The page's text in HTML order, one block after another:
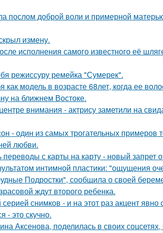
послом доброй воли и примерной
измену.
исполнения самого известного её
режиссуру ремейка "Сумерек".
как модель в возрасте 68лет, когда ее
на ближнем Востоке.
внимания - актрису заметили на
- один из самых трогательных примеров
любви.
с карты на карту - новый запрет
интимной пластики: "ощущения
Подростки", сообщила о своей
ждут второго ребенка.
снимков - и на этот раз акцент явно
- это скучно.
Аксенова, поделилась в своих